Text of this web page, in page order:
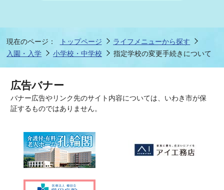
現在のページ： トップページ
ライフメニューから探す
入園・入学
小学校・中学校 指定学校の変更手続きについて
広告バナー
バナー広告やリンク先のサイト内容については、いわき市が保
証するものではありません。